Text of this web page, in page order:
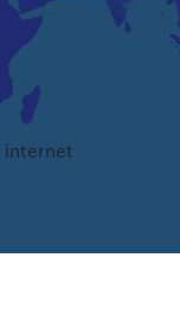
internet